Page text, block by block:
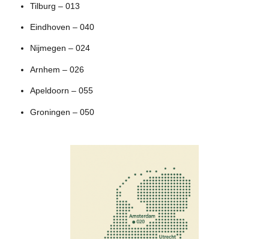
Tilburg – 013
Eindhoven – 040
Nijmegen – 024
Arnhem – 026
Apeldoorn – 055
Groningen – 050